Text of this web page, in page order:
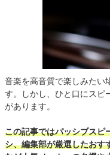
音楽を高音質で楽しみたい
す。しかし、ひと口にスピ
があります。
この記事ではパッシブスピ
シ、編集部が厳選したおす